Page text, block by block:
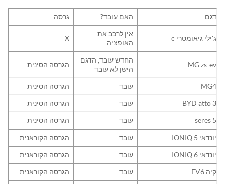
דגם האם עובד? גרסה
ג'ילי גיאומטרי c
אין לרכב את
האופציה
X
MG zs-ev
החדש עובד, הדגם
הישן לא עובד
הגרסה הסינית
MG4 עובד
הגרסה הסינית
BYD atto 3
עובד
הגרסה הסינית
seres 5
עובד
הגרסה הסינית
יונדאי IONIQ 5
עובד
הגרסה הקוראנית
יונדאי IONIQ 6
עובד
הגרסה הקוראנית
קיה EV6
עובד
הגרסה הקוראנית